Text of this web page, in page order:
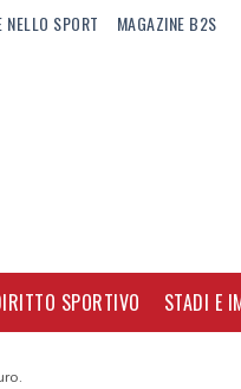
NELLO SPORT MAGAZINE B2S
SPORTIVO STADI E